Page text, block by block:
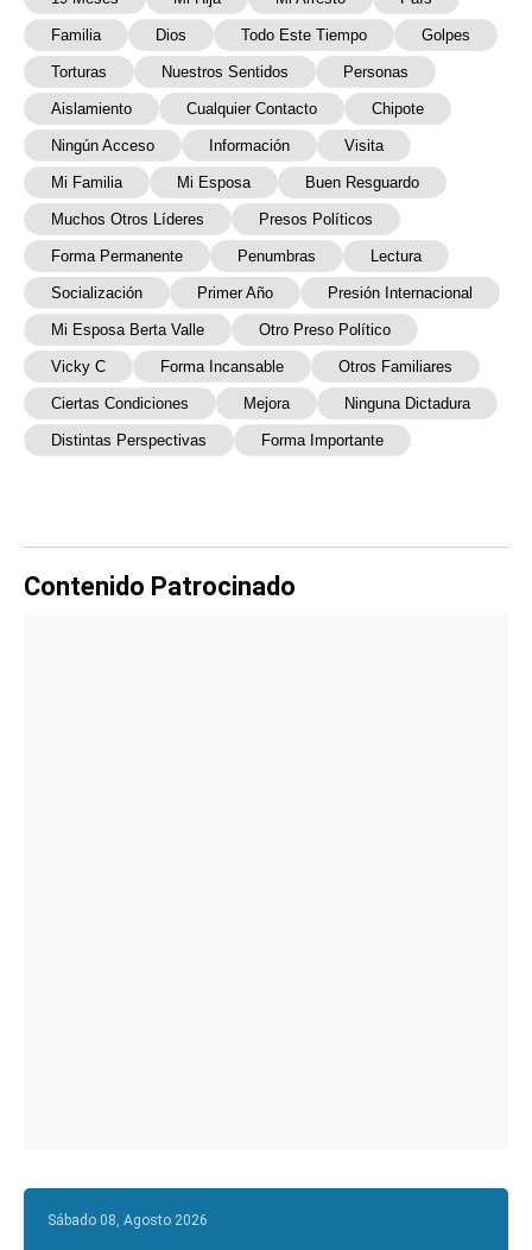
Familia Dios Todo Este Tiempo Golpes
Torturas Nuestros Sentidos Personas
Aislamiento Cualquier Contacto Chipote
Ningún Acceso Información Visita
Mi Familia Mi Esposa Buen Resguardo
Muchos Otros Líderes Presos Políticos
Forma Permanente Penumbras Lectura
Socialización Primer Año Presión Internacional
Mi Esposa Berta Valle Otro Preso Político
Vicky C Forma Incansable Otros Familiares
Ciertas Condiciones Mejora Ninguna Dictadura
Distintas Perspectivas Forma Importante
Contenido Patrocinado
Sábado 08, Agosto 2026